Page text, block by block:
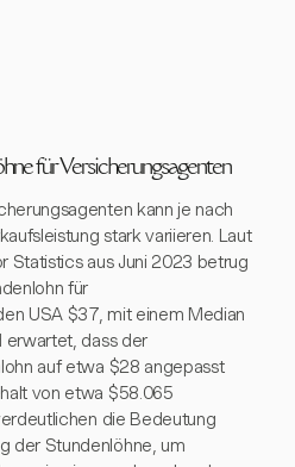
für Versicherungsagenten
kann je nach
stark variieren. Laut
Statistics aus Juni 2023 betrug
für
USA $37, mit einem Median
erwartet, dass der
auf etwa $28 angepasst
von etwa $58.065
die Bedeutung
der Stundenlöhne, um